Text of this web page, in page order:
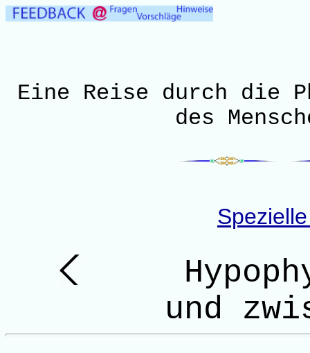
Eine Reise durch die
des
und